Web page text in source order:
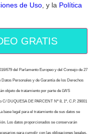
de Uso, y la Política
GRATIS
679 del Parlamento Europeo y del Consejo de 27
Personales y de Garantía de los Derechos
objeto de tratamiento por parte de LWS
DUQUESA DE PARCENT Nº 8, 1º, C.P. 29001
base legal para el tratamiento de sus datos se
Los datos proporcionados se conservarán
para cumplir con las obligaciones legales.